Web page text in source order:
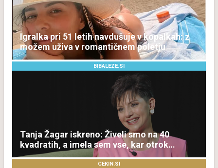
Igralka pri 51 letih navdušuje v kopalkah: z
možem uživa v romantičnem poletju
BIBALEZE.SI
Tanja Žagar iskreno: Živeli smo na 40
kvadratih, a imela sem vse, kar otrok
potrebuje
CEKIN.SI